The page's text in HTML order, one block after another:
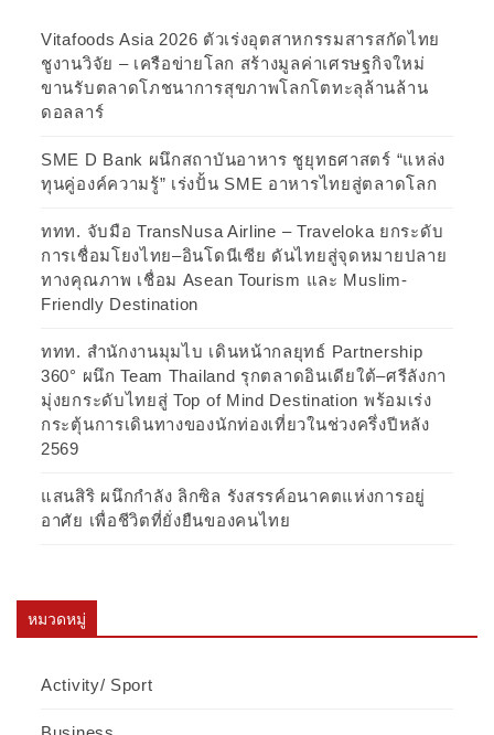
Vitafoods Asia 2026 ตัวเร่งอุตสาหกรรมสารสกัดไทย
ชูงานวิจัย – เครือข่ายโลก สร้างมูลค่าเศรษฐกิจใหม่
ขานรับตลาดโภชนาการสุขภาพโลกโตทะลุล้านล้าน
ดอลลาร์
SME D Bank ผนึกสถาบันอาหาร ชูยุทธศาสตร์ “แหล่ง
ทุนคู่องค์ความรู้” เร่งปั้น SME อาหารไทยสู่ตลาดโลก
ททท. จับมือ TransNusa Airline – Traveloka ยกระดับ
การเชื่อมโยงไทย–อินโดนีเซีย ดันไทยสู่จุดหมายปลาย
ทางคุณภาพ เชื่อม Asean Tourism และ Muslim-
Friendly Destination
ททท. สำนักงานมุมไบ เดินหน้ากลยุทธ์ Partnership
360° ผนึก Team Thailand รุกตลาดอินเดียใต้–ศรีลังกา
มุ่งยกระดับไทยสู่ Top of Mind Destination พร้อมเร่ง
กระตุ้นการเดินทางของนักท่องเที่ยวในช่วงครึ่งปีหลัง
2569
แสนสิริ ผนึกกำลัง ลิกซิล รังสรรค์อนาคตแห่งการอยู่
อาศัย เพื่อชีวิตที่ยั่งยืนของคนไทย
หมวดหมู่
Activity/ Sport